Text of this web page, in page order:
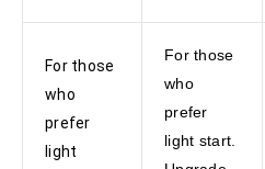
For those
who
prefer
light
For those
who
prefer
light start.